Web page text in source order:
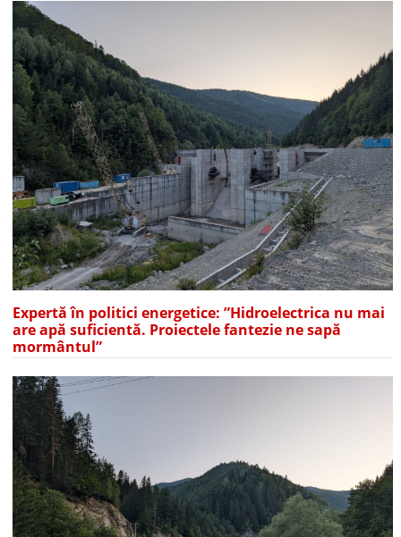
Expertă în politici energetice: ”Hidroelectrica nu mai
are apă suficientă. Proiectele fantezie ne sapă
mormântul”